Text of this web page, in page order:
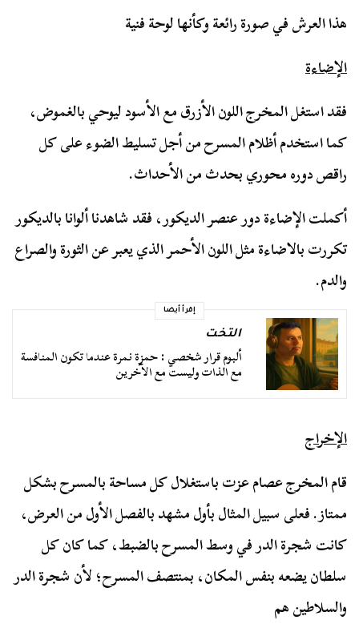
هذا العرش في صورة رائعة وكأنها لوحة فنية
الإضاءة
فقد استغل المخرج اللون الأزرق مع الأسود ليوحي بالغموض،
كما استخدم أظلام المسرح من أجل تسليط الضوء على كل
راقص دوره محوري بحدث من الأحداث.
أكملت الإضاءة دور عنصر الديكور، فقد شاهدنا ألوانا بالديكور
تكررت بالاضاءة مثل اللون الأحمر الذي يعبر عن الثورة والصراع
والدم.
إقرأ أيضا
التخت
ألبوم قرار شخصي : حمزة نمرة عندما تكون المنافسة
مع الذات وليست مع الآخرين
الإخراج
قام المخرج عصام عزت باستغلال كل مساحة بالمسرح بشكل
ممتاز. فعلى سبيل المثال بأول مشهد بالفصل الأول من العرض،
كانت شجرة الدر في وسط المسرح بالضبط، كما كان كل
سلطان يضعه بنفس المكان، بمنتصف المسرح؛ لأن شجرة الدر
والسلاطين هم